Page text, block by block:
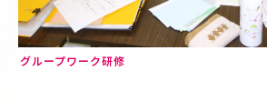
グループワーク研修